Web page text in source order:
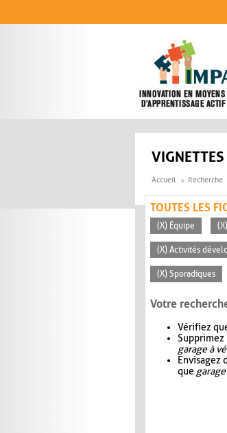
Accueil Recherche
TOUTES LES
(X) Équipe
(X) Activités
(X) Sporadiques
Votre
Vérifiez
Supprimez
garage à
Envisagez
que